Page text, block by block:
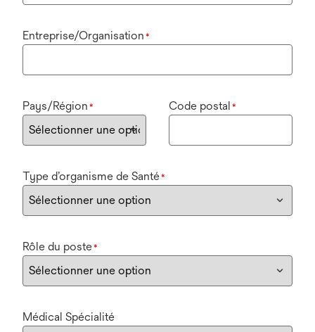
Entreprise/Organisation *
Pays/Région * Code postal *
Type d’organisme de Santé*
Rôle du poste*
Médical Spécialité